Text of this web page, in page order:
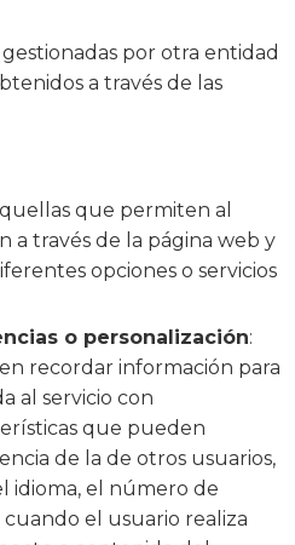
gestionadas por otra entidad
a través de las
que permiten al
a través de la página web y
opciones o servicios
o personalización:
recordar información para
al servicio con
que pueden
de la de otros usuarios,
idioma, el número de
el usuario realiza